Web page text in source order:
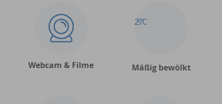
Webcam & Filme
25°C
Mäßig bewölkt